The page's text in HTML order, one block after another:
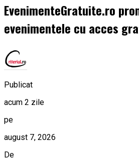
EvenimenteGratuite.ro
evenimentele cu acces
Publicat
acum 2 zile
pe
august 7, 2026
De